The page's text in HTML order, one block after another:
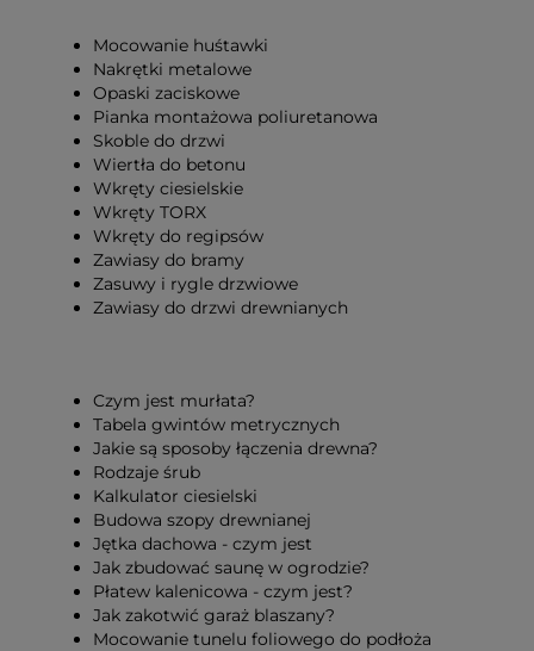
Mocowanie huśtawki
Nakrętki metalowe
Opaski zaciskowe
Pianka montażowa poliuretanowa
Skoble do drzwi
Wiertła do betonu
Wkręty ciesielskie
Wkręty TORX
Wkręty do regipsów
Zawiasy do bramy
Zasuwy i rygle drzwiowe
Zawiasy do drzwi drewnianych
Czym jest murłata?
Tabela gwintów metrycznych
Jakie są sposoby łączenia drewna?
Rodzaje śrub
Kalkulator ciesielski
Budowa szopy drewnianej
Jętka dachowa - czym jest
Jak zbudować saunę w ogrodzie?
Płatew kalenicowa - czym jest?
Jak zakotwić garaż blaszany?
Mocowanie tunelu foliowego do podłoża